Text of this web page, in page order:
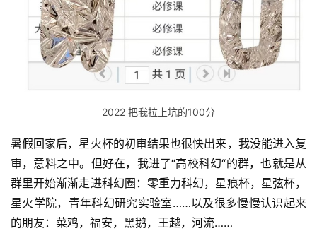
2022 把我拉上坑的100分
暑假回家后，星火杯的初审结果也很快出来，我没能进入复
审，意料之中。但好在，我进了“高校科幻“的群，也就是从
群里开始渐渐走进科幻圈：零重力科幻，星痕杯，星弦杯，
星火学院，青年科幻研究实验室……以及很多慢慢认识起来
的朋友：菜鸡，福安，黑鹅，王越，河流……